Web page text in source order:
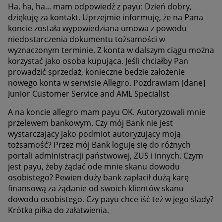
Ha, ha, ha... mam odpowiedź z payu: Dzień dobry,
dziękuję za kontakt. Uprzejmie informuję, że na Pana
koncie została wypowiedziana umowa z powodu
niedostarczenia dokumentu tożsamości w
wyznaczonym terminie. Z konta w dalszym ciągu można
korzystać jako osoba kupująca. Jeśli chciałby Pan
prowadzić sprzedaż, konieczne będzie założenie
nowego konta w serwisie Allegro. Pozdrawiam [dane]
Junior Customer Service and AML Specialist
A na koncie allegro mam payu OK. Autoryzowali mnie
przelewem bankowym. Czy mój Bank nie jest
wystarczający jako podmiot autoryzujący moją
tożsamość? Przez mój Bank loguję się do różnych
portali administracji państwowej, ZUS i innych. Czym
jest payu, żeby żądać ode mnie skanu dowodu
osobistego? Pewien duży bank zapłacił dużą karę
finansową za żądanie od swoich klientów skanu
dowodu osobistego. Czy payu chce iść też w jego ślady?
Krótka piłka do załatwienia.